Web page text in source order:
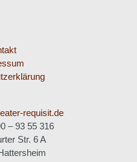
requisit.de
– 93 55 316
Str. 6 A